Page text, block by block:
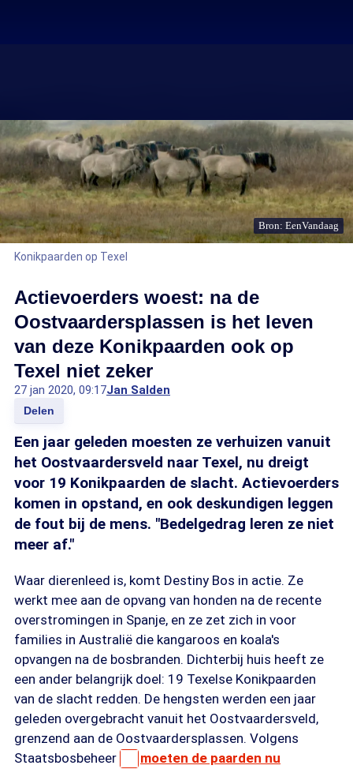
Bron: EenVandaag
Konikpaarden op Texel
Actievoerders woest: na de
Oostvaardersplassen is het leven
van deze Konikpaarden ook op
Texel niet zeker
27 jan 2020, 09:17Jan Salden
Delen
Een jaar geleden moesten ze verhuizen vanuit
het Oostvaardersveld naar Texel, nu dreigt
voor 19 Konikpaarden de slacht. Actievoerders
komen in opstand, en ook deskundigen leggen
de fout bij de mens. "Bedelgedrag leren ze niet
meer af."
Waar dierenleed is, komt Destiny Bos in actie. Ze
werkt mee aan de opvang van honden na de recente
overstromingen in Spanje, en ze zet zich in voor
families in Australië die kangaroos en koala's
opvangen na de bosbranden. Dichterbij huis heeft ze
een ander belangrijk doel: 19 Texelse Konikpaarden
van de slacht redden. De hengsten werden een jaar
geleden overgebracht vanuit het Oostvaardersveld,
grenzend aan de Oostvaardersplassen. Volgens
Staatsbosbeheer
moeten de paarden nu